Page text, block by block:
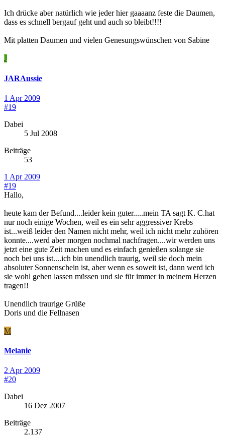
Ich drücke aber natürlich wie jeder hier gaaaanz feste die Daumen,
dass es schnell bergauf geht und auch so bleibt!!!!
Mit platten Daumen und vielen Genesungswünschen von Sabine
J
JARAussie
1 Apr 2009
#19
Dabei
5 Jul 2008
Beiträge
53
1 Apr 2009
#19
Hallo,
heute kam der Befund....leider kein guter.....mein TA sagt K. C.hat
nur noch einige Wochen, weil es ein sehr aggressiver Krebs
ist...weiß leider den Namen nicht mehr, weil ich nicht mehr zuhören
konnte....werd aber morgen nochmal nachfragen....wir werden uns
jetzt eine gute Zeit machen und es einfach genießen solange sie
noch bei uns ist....ich bin unendlich traurig, weil sie doch mein
absoluter Sonnenschein ist, aber wenn es soweit ist, dann werd ich
sie wohl gehen lassen müssen und sie für immer in meinem Herzen
tragen!!
Unendlich traurige Grüße
Doris und die Fellnasen
M
Melanie
2 Apr 2009
#20
Dabei
16 Dez 2007
Beiträge
2.137